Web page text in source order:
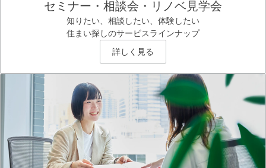
セミナー・相談会・リノベ見学会
知りたい、相談したい、体験したい
住まい探しのサービスラインナップ
詳しく見る